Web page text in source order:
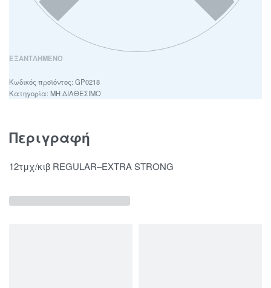
ΕΞΑΝΤΛΗΜΈΝΟ
GP0218
Κατηγορία: ΜΗ ΔΙΑΘΕΣΙΜΟ
Περιγραφή
12τμχ/κιβ REGULAR–EXTRA STRONG